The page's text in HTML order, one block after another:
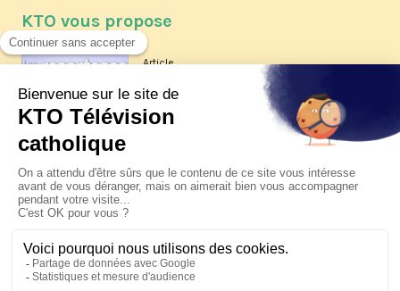
KTO vous propose
Article
Les reportages d'été 2026 de KTO
La visite pastorale du pape Léon
XIV à Assise à suivre sur KTO le
jeudi 6 août
Le pape en Uruguay, Argentine et
Pérou du 6 au 17 novembre 2026